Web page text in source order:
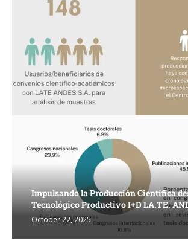
Impulsando la Producción Científica
Tecnológico Productivo I+D LA.TE.
October 22, 2025